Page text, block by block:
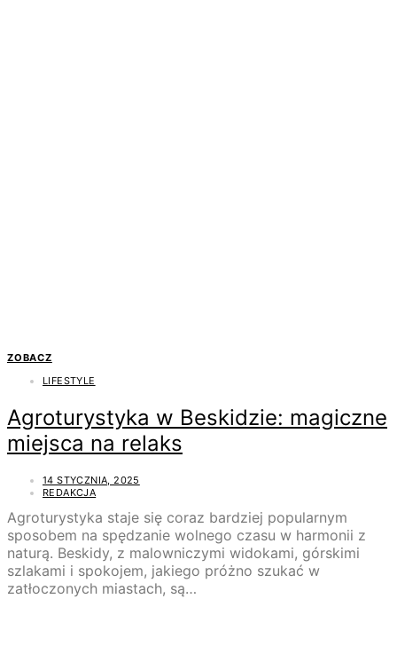
ZOBACZ
LIFESTYLE
Agroturystyka w Beskidzie: magiczne
miejsca na relaks
14 STYCZNIA, 2025
REDAKCJA
Agroturystyka staje się coraz bardziej popularnym
sposobem na spędzanie wolnego czasu w harmonii z
naturą. Beskidy, z malowniczymi widokami, górskimi
szlakami i spokojem, jakiego próżno szukać w
zatłoczonych miastach, są…